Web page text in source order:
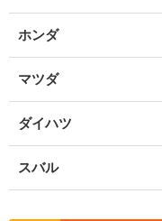
ホンダ
マツダ
ダイハツ
スバル